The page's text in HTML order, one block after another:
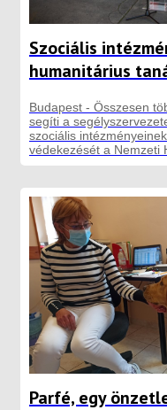
Szociális
humanitárius
Budapest - Összesen
segíti a
szociális
védekezését a Nemzeti
Parfé, egy